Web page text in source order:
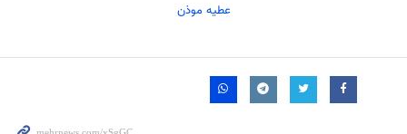
عطیه موذن